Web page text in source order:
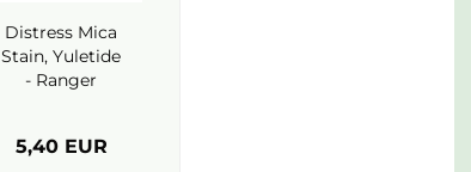
Distress Mica
Stain, Yuletide
- Ranger
5,40 EUR